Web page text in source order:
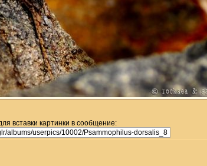
вставки картинки в сообщение: